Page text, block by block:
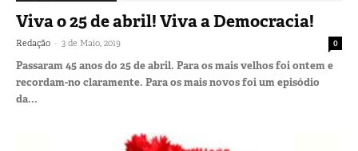
Viva o 25 de abril! Viva a Democracia!
Redação - 3 de Maio, 2019 0
Passaram 45 anos do 25 de abril. Para os mais velhos foi ontem e
recordam-no claramente. Para os mais novos foi um episódio
da...